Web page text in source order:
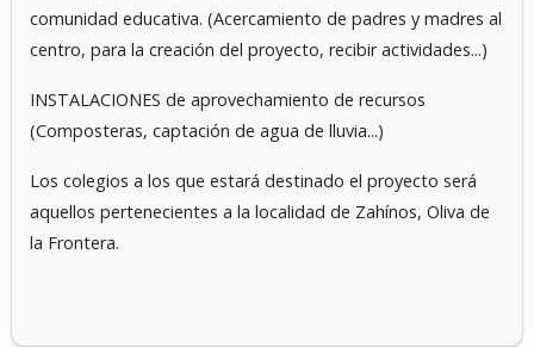
comunidad educativa. (Acercamiento de padres y madres al
centro, para la creación del proyecto, recibir actividades...)
INSTALACIONES de aprovechamiento de recursos
(Composteras, captación de agua de lluvia...)
Los colegios a los que estará destinado el proyecto será
aquellos pertenecientes a la localidad de Zahínos, Oliva de
la Frontera.